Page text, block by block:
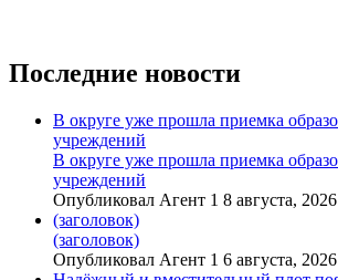
Последние новости
В округе уже прошла приемка
учреждений
В округе уже прошла приемка
учреждений
Опубликовал Агент 1 8 августа, 2026
(заголовок)
(заголовок)
Опубликовал Агент 1 6 августа, 2026